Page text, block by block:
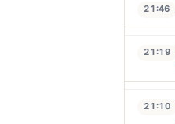
21:46
21:19
21:10